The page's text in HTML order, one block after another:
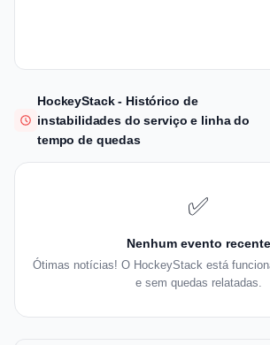
HockeyStack - Histórico de
instabilidades do serviço e linha do
tempo de quedas
✅
Nenhum evento recente
Ótimas notícias! O HockeyStack está
e sem quedas relatadas.